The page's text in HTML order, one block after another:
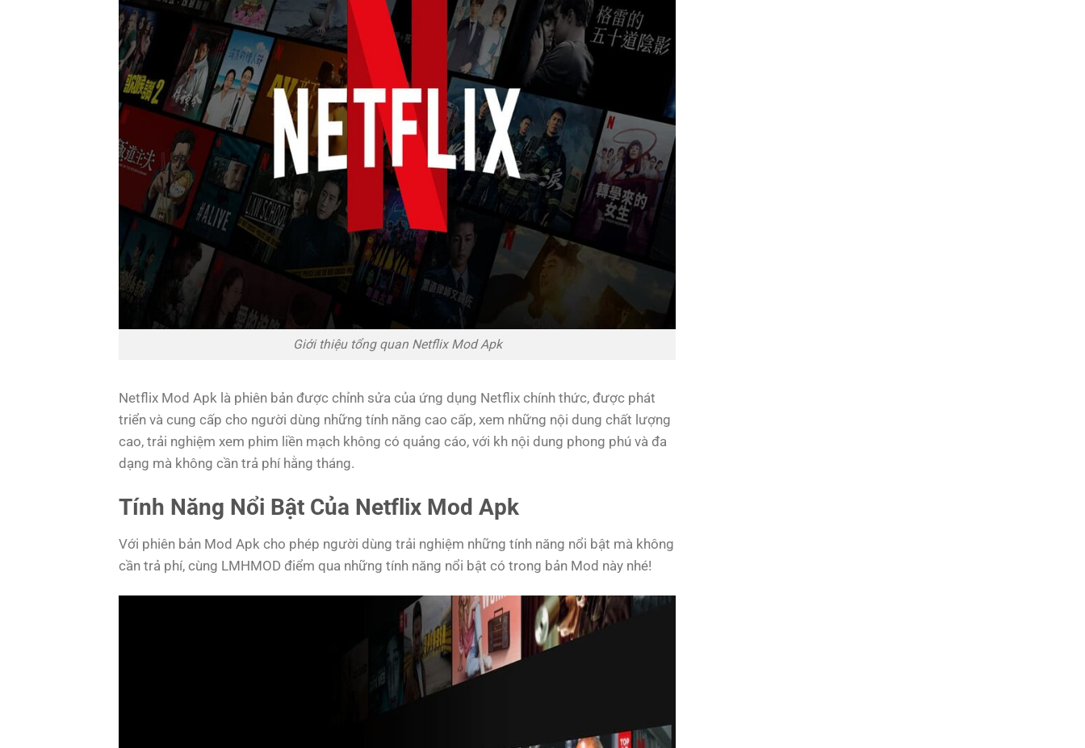
Giới thiệu tổng quan Netflix Mod Apk
Netflix Mod Apk là phiên bản được chỉnh sửa của ứng dụng Netflix chính thức, được phát
triển và cung cấp cho người dùng những tính năng cao cấp, xem những nội dung chất lượng
cao, trải nghiệm xem phim liền mạch không có quảng cáo, với kh nội dung phong phú và đa
dạng mà không cần trả phí hằng tháng.
Tính Năng Nổi Bật Của Netflix Mod Apk
Với phiên bản Mod Apk cho phép người dùng trải nghiệm những tính năng nổi bật mà không
cần trả phí, cùng LMHMOD điểm qua những tính năng nổi bật có trong bản Mod này nhé!